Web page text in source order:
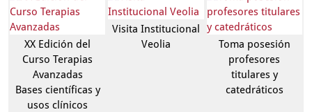
XX Edición del
Curso Terapias
Avanzadas
Bases científicas y
usos clínicos
Visita Institucional
Veolia
Toma posesión
profesores
titulares y
catedráticos